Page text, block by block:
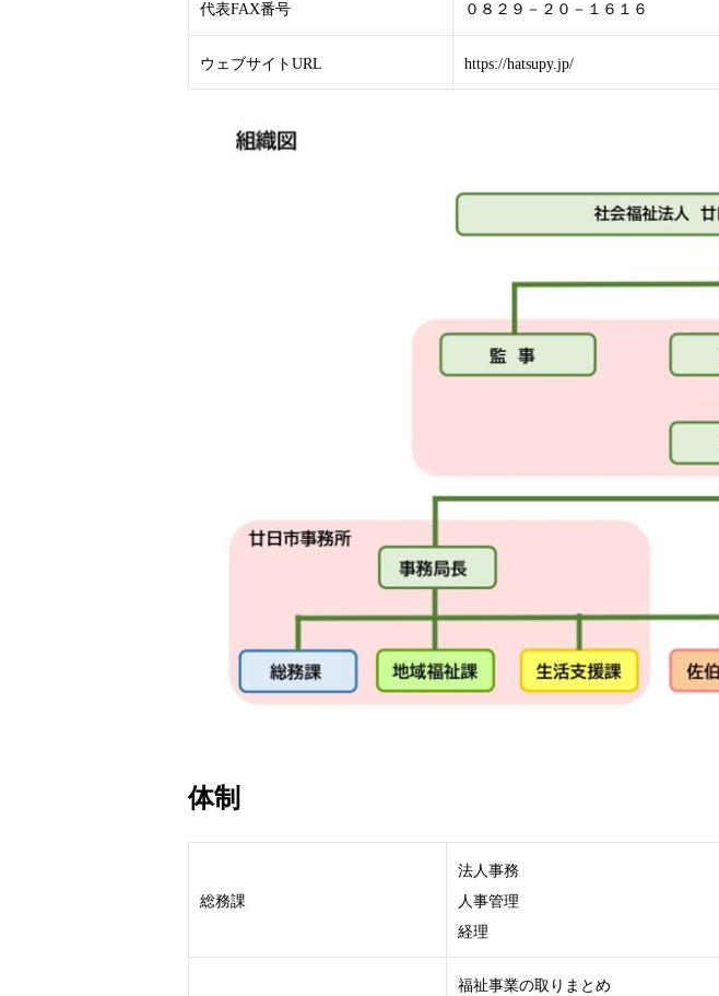
代表FAX番号 ０８２９－２０－１６１６
ウェブサイトURL https://hatsupy.jp/
体制
総務課
法人事務
人事管理
経理
福祉事業の取りまとめ